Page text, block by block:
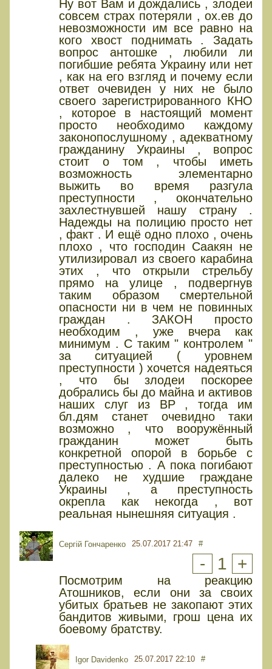
Ну вот Вам и дождались , злодеи
совсем страх потеряли , ох.ев до
невозможности им все равно на
кого хвост поднимать . Задать
вопрос антошке , любили ли
погибшие ребята Украину или нет
, как на его взгляд и почему если
ответ очевиден у них не было
своего зарегистрированного КНО
, которое в настоящий момент
просто необходимо каждому
законопослушному , адекватному
гражданину Украины , вопрос
стоит о том , чтобы иметь
возможность элементарно
выжить во время разгула
преступности , окончательно
захлестнувшей нашу страну .
Надежды на полицию просто нет
, факт . И ещё одно плохо , очень
плохо , что господин Саакян не
утилизировал из своего карабина
этих , что открыли стрельбу
прямо на улице , подвергнув
таким образом смертельной
опасности ни в чем не повинных
граждан . ЗАКОН просто
необходим , уже вчера как
минимум . С таким " контролем "
за ситуацией ( уровнем
преступности ) хочется надеяться
, что бы злодеи поскорее
добрались бы до майна и активов
наших слуг из ВР , тогда им
бл.дям станет очевидно таки
возможно , что вооружённый
гражданин может быть
конкретной опорой в борьбе с
преступностью . А пока погибают
далеко не худшие граждане
Украины , а преступность
окрепла как некогда , вот
реальная нынешняя ситуация .
Сергій Гончаренко 25.07.2017 21:47 #
- 1 +
Посмотрим на реакцию
Атошников, если они за своих
убитых братьев не закопают этих
бандитов живыми, грош цена их
боевому братству.
Igor Davidenko 25.07.2017 22:10 #